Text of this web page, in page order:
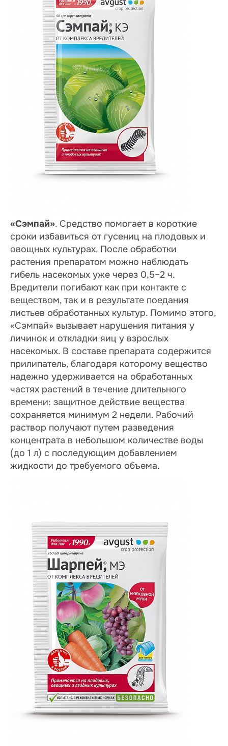
«Сэмпай». Средство помогает в короткие
сроки избавиться от гусениц на плодовых и
овощных культурах. После обработки
растения препаратом можно наблюдать
гибель насекомых уже через 0,5–2 ч.
Вредители погибают как при контакте с
веществом, так и в результате поедания
листьев обработанных культур. Помимо этого,
«Сэмпай» вызывает нарушения питания у
личинок и откладки яиц у взрослых
насекомых. В составе препарата содержится
прилипатель, благодаря которому вещество
надежно удерживается на обработанных
частях растений в течение длительного
времени: защитное действие вещества
сохраняется минимум 2 недели. Рабочий
раствор получают путем разведения
концентрата в небольшом количестве воды
(до 1 л) с последующим добавлением
жидкости до требуемого объема.